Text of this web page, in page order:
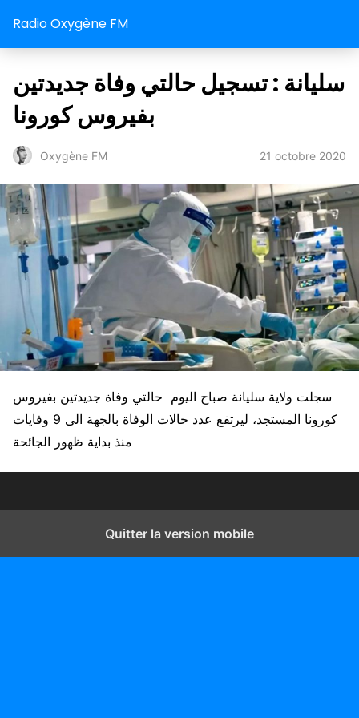
Radio Oxygène FM
سليانة : تسجيل حالتي وفاة جديدتين
بفيروس كورونا
Oxygène FM 21 octobre 2020
سجلت ولاية سليانة صباح اليوم حالتي وفاة جديدتين بفيروس
كورونا المستجد، ليرتفع عدد حالات الوفاة بالجهة الى 9 وفايات
منذ بداية ظهور الجائحة
Quitter la version mobile